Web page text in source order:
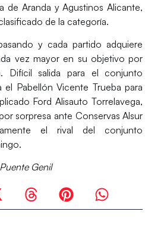
de Aranda yAgustinos Alicante,
de la categoría.
y cada partido adquiere
vez mayor en su objetivo por
Difícil salida para el conjunto
el Pabellón Vicente Trueba para
Ford Alisauto Torrelavega,
sorpresa ante Conservas Alsur
el rival del conjunto
Genil